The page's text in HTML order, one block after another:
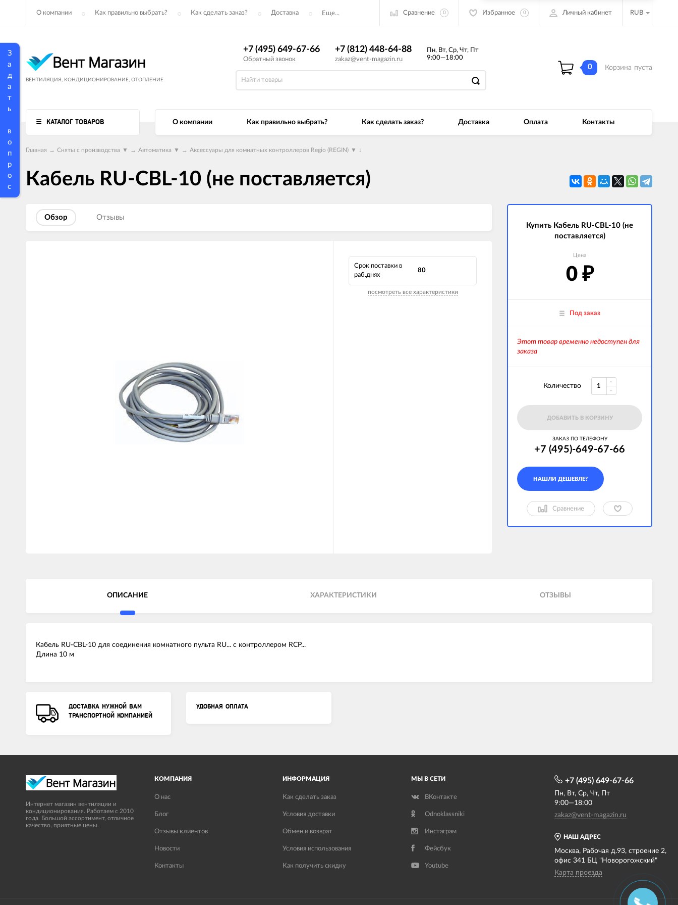
З
а
д
а
т
ь
в
о
п
р
о
с
О компании Как правильно выбрать? Как сделать заказ? Доставка Еще... Сравнение 0 Избранное 0 Личный кабинет RUB
ВЕНТИЛЯЦИЯ, КОНДИЦИОНИРОВАНИЕ, ОТОПЛЕНИЕ
+7 (495) 649-67-66
Обратный звонок
+7 (812) 448-64-88
zakaz@vent-magazin.ru
Пн, Вт, Ср, Чт, Пт
9:00—18:00
0 Корзина пуста
КАТАЛОГ ТОВАРОВ О компании Как правильно выбрать? Как сделать заказ? Доставка Оплата Контакты
Главная → Сняты с производства ▼ → Автоматика ▼ → Аксессуары для комнатных контроллеров Regio (REGIN) ▼ ↓
Кабель RU-CBL-10 (не поставляется)
Обзор Отзывы
Срок поставки в
раб.днях
80
посмотреть все характеристики
Купить Кабель RU-CBL-10 (не
поставляется)
Цена
0 ₽
Под заказ
Этот товар временно недоступен для
заказа
Количество
ДОБАВИТЬ В КОРЗИНУ
ЗАКАЗ ПО ТЕЛЕФОНУ
+7 (495)-649-67-66
Сравнение
ОПИСАНИЕ ХАРАКТЕРИСТИКИ ОТЗЫВЫ
Кабель RU-CBL-10 для соединения комнатного пульта RU... с контроллером RCP...
Длина 10 м
ДОСТАВКА НУЖНОЙ ВАМ
ТРАНСПОРТНОЙ КОМПАНИЕЙ
УДОБНАЯ ОПЛАТА
Интернет магазин вентиляции и
кондиционирования. Работаем с 2010
года. Большой ассортимент, отличное
качество, приятные цены.
КОМПАНИЯ
О нас
Блог
Отзывы клиентов
Новости
Контакты
ИНФОРМАЦИЯ
Как сделать заказ
Условия доставки
Обмен и возврат
Условия использования
Как получить скидку
МЫ В СЕТИ
ВКонтакте
Odnoklassniki
Инстаграм
Фейсбук
Youtube
НАШ АДРЕС
Москва, Рабочая д.93, строение 2,
офис 341 БЦ "Новорогожский"
Карта проезда
+7 (495) 649-67-66
Пн, Вт, Ср, Чт, Пт
9:00—18:00
zakaz@vent-magazin.ru